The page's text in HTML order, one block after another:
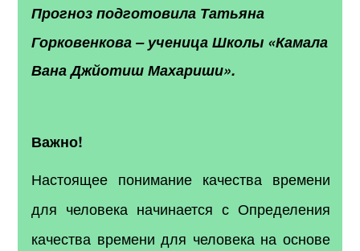
Прогноз подготовила Татьяна
Горковенкова – ученица Школы «Камала
Вана Джйотиш Махариши».
Важно!
Настоящее понимание качества времени
для человека начинается с Определения
качества времени для человека на основе